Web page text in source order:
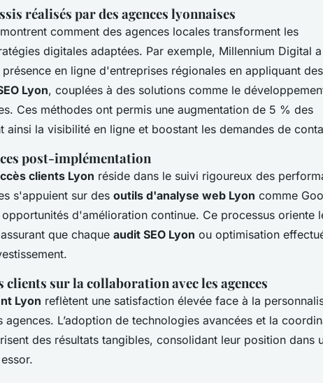
réalisés par des agences lyonnaises
comment des agences locales transforment les
digitales adaptées. Par exemple, Millennium Digital a
en ligne d'entreprises régionales en appliquant des
Lyon, couplées à des solutions comme le
Ces méthodes ont permis une augmentation de 5 % des
ainsi la visibilité en ligne et boostant les demandes de
post-implémentation
clients Lyon réside dans le suivi rigoureux des
s'appuient sur des outils d'analyse web Lyon comme
d'amélioration continue. Ce processus oriente
que chaque audit SEO Lyon ou optimisation
clients sur la collaboration avec les agences
Lyon reflètent une satisfaction élevée face à la
L’adoption de technologies avancées et la
des résultats tangibles, consolidant leur position dans